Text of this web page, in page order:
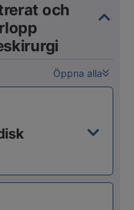
och
Öppna alla